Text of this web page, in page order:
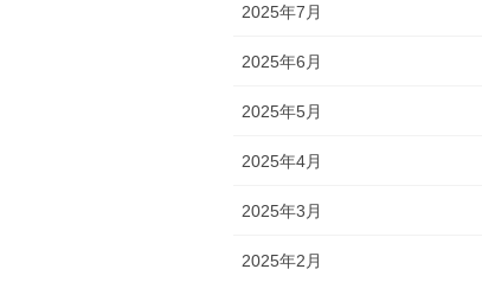
2025年7月
2025年6月
2025年5月
2025年4月
2025年3月
2025年2月